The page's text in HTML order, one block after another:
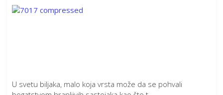
U svetu biljaka, malo koja vrsta može da se pohvali